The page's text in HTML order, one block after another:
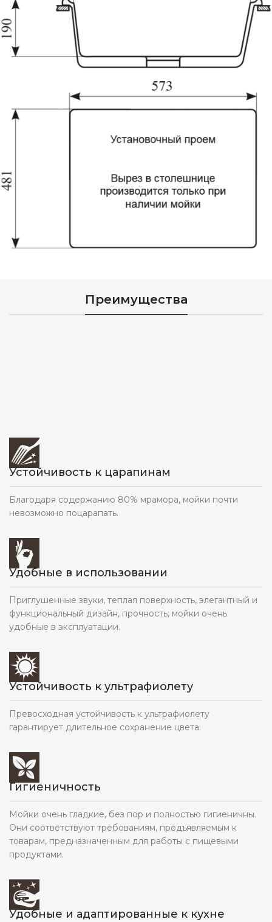
Преимущества
Устойчивость к царапинам
Благодаря содержанию 80% мрамора, мойки почти
невозможно поцарапать.
Удобные в использовании
Приглушенные звуки, теплая поверхность, элегантный и
функциональный дизайн, прочность; мойки очень
удобные в эксплуатации.
Устойчивость к ультрафиолету
Превосходная устойчивость к ультрафиолету
гарантирует длительное сохранение цвета.
Гигиеничность
Мойки очень гладкие, без пор и полностью гигиеничны.
Они соответствуют требованиям, предъявляемым к
товарам, предназначенным для работы с пищевыми
продуктами.
Удобные и адаптированные к кухне